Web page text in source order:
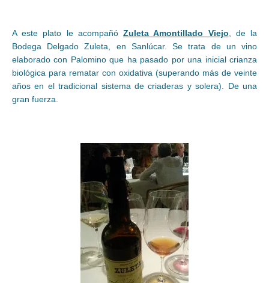
A este plato le acompañóZuleta Amontillado Viejo , de la
Bodega Delgado Zuleta, en Sanlúcar. Se trata de un vino
elaborado con Palomino que ha pasado por una inicial crianza
biológica para rematar con oxidativa (superando más de veinte
años en el tradicional sistema de criaderas y solera). De una
gran fuerza.